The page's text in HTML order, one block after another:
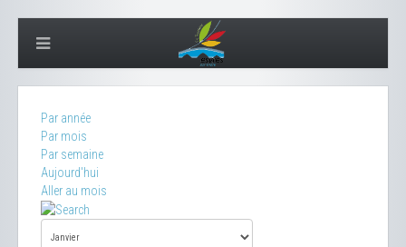
Par année
Par mois
Par semaine
Aujourd'hui
Aller au mois